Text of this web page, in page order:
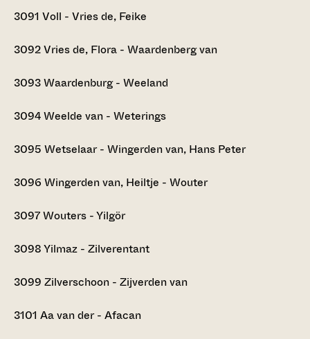
3091 Voll - Vries de, Feike
3092Vries de, Flora - Waardenberg van
3093Waardenburg - Weeland
3094Weelde van - Weterings
3095 Wetselaar - Wingerden van, Hans Peter
3096 Wingerden van, Heiltje - Wouter
3097Wouters - Yilgör
3098Yilmaz - Zilverentant
3099 Zilverschoon - Zijverden van
3101 Aa van der - Afacan